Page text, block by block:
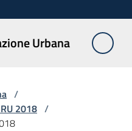
Urbana
/
2018 /